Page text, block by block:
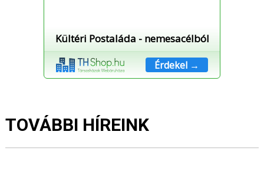
Kültéri Postaláda - nemesacélból
Érdekel →
TOVÁBBI HÍREINK